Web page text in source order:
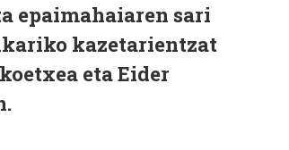
epaimahaiaren sari
kazetarientzat
eta Eider